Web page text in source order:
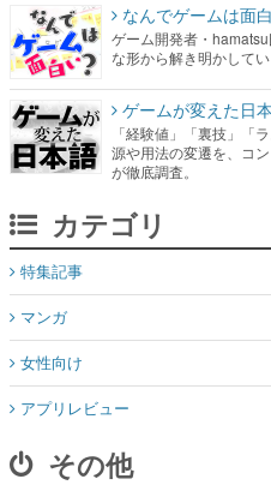
なんでゲームは面
ゲーム開発者・
な形から解き明かして
ゲームが変えた日
「経験値」「裏技」「
源や用法の変遷を、コ
が徹底調査。
カテゴリ
特集記事
マンガ
女性向け
アプリレビュー
その他